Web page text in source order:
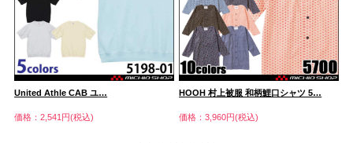
United Athle CAB ユ…
価格：2,541円(税込)
HOOH 村上被服 和柄鯉口シャツ 5…
価格：3,960円(税込)